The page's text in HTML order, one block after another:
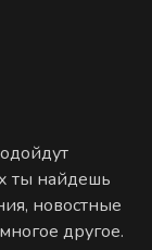
ты найдешь
новостные
другое.